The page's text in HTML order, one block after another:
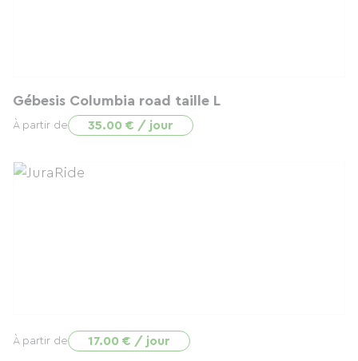
Gébesis Columbia road taille L
À partir de 35.00 € / jour
À partir de 17.00 € / jour